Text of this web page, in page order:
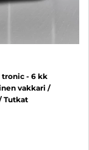
tronic - 6 kk
vakkari /
Tutkat